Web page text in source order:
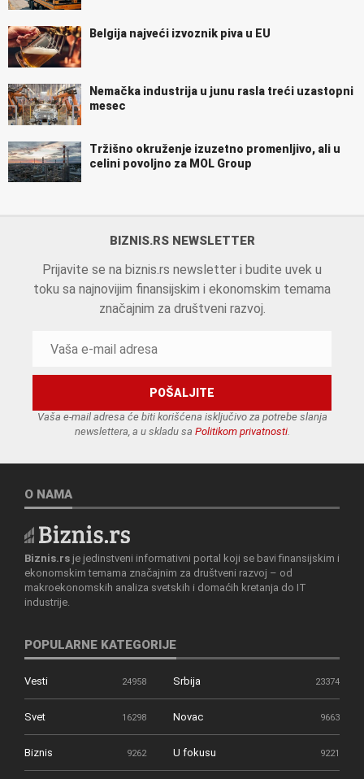
Belgija najveći izvoznik piva u EU
Nemačka industrija u junu rasla treći uzastopni
mesec
Tržišno okruženje izuzetno promenljivo, ali u
celini povoljno za MOL Group
BIZNIS.RS NEWSLETTER
Prijavite se na biznis.rs newsletter i budite uvek u
toku sa najnovijim finansijskim i ekonomskim temama
značajnim za društveni razvoj.
Vaša e-mail adresa će biti korišćena isključivo za potrebe slanja
newslettera, a u skladu sa Politikom privatnosti.
O NAMA
Biznis.rs je jedinstveni informativni portal koji se bavi finansijskim i
ekonomskim temama značajnim za društveni razvoj – od
makroekonomskih analiza svetskih i domaćih kretanja do IT
industrije.
POPULARNE KATEGORIJE
Vesti 24958 Srbija 23374
Svet 16298 Novac 9663
Biznis 9262 U fokusu 9221